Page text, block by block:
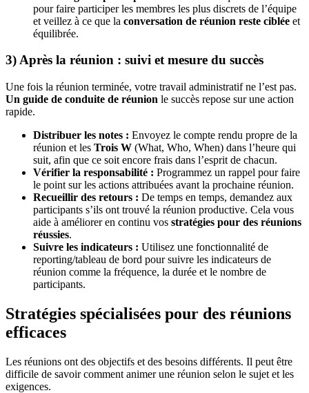
pour faire participer les membres les plus discrets de l’équipe
et veillez à ce que la conversation de réunion reste ciblée et
équilibrée.
3) Après la réunion : suivi et mesure du succès
Une fois la réunion terminée, votre travail administratif ne l’est pas.
Un guide de conduite de réunion le succès repose sur une action
rapide.
Distribuer les notes : Envoyez le compte rendu propre de la
réunion et les Trois W (What, Who, When) dans l’heure qui
suit, afin que ce soit encore frais dans l’esprit de chacun.
Vérifier la responsabilité : Programmez un rappel pour faire
le point sur les actions attribuées avant la prochaine réunion.
Recueillir des retours : De temps en temps, demandez aux
participants s’ils ont trouvé la réunion productive. Cela vous
aide à améliorer en continu vos stratégies pour des réunions
réussies.
Suivre les indicateurs : Utilisez une fonctionnalité de
reporting/tableau de bord pour suivre les indicateurs de
réunion comme la fréquence, la durée et le nombre de
participants.
Stratégies spécialisées pour des réunions
efficaces
Les réunions ont des objectifs et des besoins différents. Il peut être
difficile de savoir comment animer une réunion selon le sujet et les
exigences.